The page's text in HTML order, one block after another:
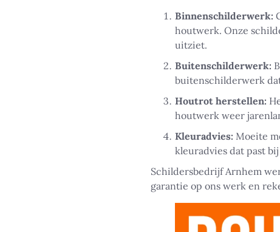
Binnenschilderwerk:
houtwerk. Onze
uitziet.
Buitenschilderwerk:
buitenschilderwerk
Houtrot herstellen:
houtwerk weer
Kleuradvies: Moeite
kleuradvies dat past
Schildersbedrijf Arnhem
garantie op ons werk en